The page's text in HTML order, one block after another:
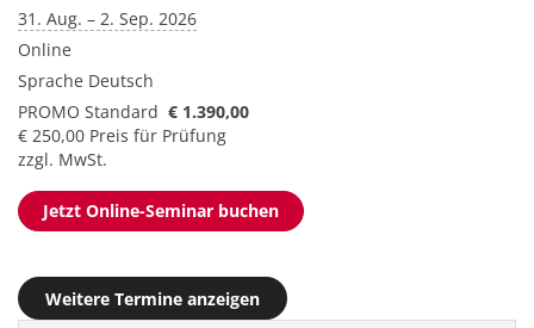
31. Aug. – 2. Sep. 2026
Online
Sprache Deutsch
PROMO Standard € 1.390,00
€ 250,00 Preis für Prüfung
zzgl. MwSt.
Jetzt Online-Seminar buchen
Weitere Termine anzeigen